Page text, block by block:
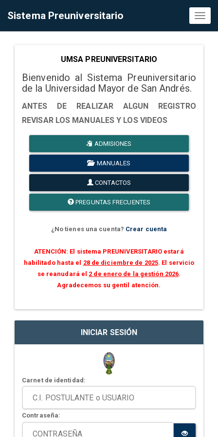
Sistema Preuniversitario
UMSA PREUNIVERSITARIO
Bienvenido al Sistema Preuniversitario
de la Universidad Mayor de San Andrés.
ANTES DE REALIZAR ALGUN REGISTRO
REVISAR LOS MANUALES Y LOS VIDEOS
ADMISIONES
MANUALES
CONTACTOS
PREGUNTAS FRECUENTES
¿No tienes una cuenta? Crear cuenta
ATENCIÓN: El sistema PREUNIVERSITARIO estará
habilitado hasta el 28 de diciembre de 2025. El servicio
se reanudará el 2 de enero de la gestión 2026.
Agradecemos su gentil atención.
INICIAR SESIÓN
Carnet de identidad:
Contraseña: